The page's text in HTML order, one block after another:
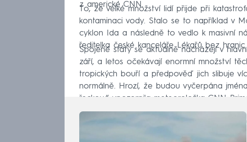
z americké CNN.
To, že velké množství lidí přijde při
kontaminaci vody. Stalo se to například v
cyklon Ida a následně to vedlo k masivní
ředitelka české kanceláře Lékařů bez hranic.
Spojené státy se aktuálně nacházejí v
září, a letos očekávají enormní množství
tropických bouří a předpověď jich slibuje
normálně. Hrozí, že budou vyčerpána
řeckou,“ upozornila meteoroložka CNN